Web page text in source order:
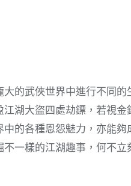
的武俠世界中進行不同的
湖大盜四處劫鏢，若視金
的各種恩怨魅力，亦能夠
一樣的江湖趣事，何不立